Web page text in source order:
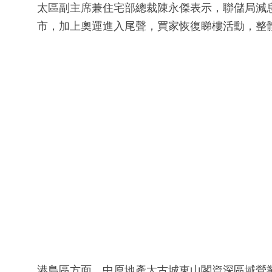
太區副主席兼住宅部總裁陳永傑表示，聯儲局
市，加上奧運進入尾聲，買家恢復睇樓活動，整